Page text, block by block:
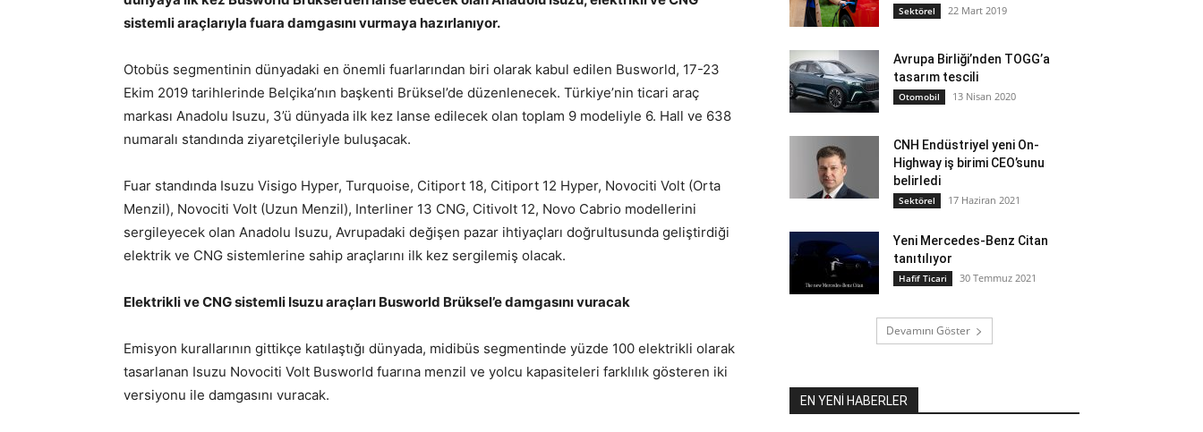
sistemli araçlarıyla fuara damgasını vurmaya hazırlanıyor.
Otobüs segmentinin dünyadaki en önemli fuarlarından biri olarak kabul edilen Busworld, 17-23
Ekim 2019 tarihlerinde Belçika’nın başkenti Brüksel’de düzenlenecek. Türkiye’nin ticari araç
markası Anadolu Isuzu, 3’ü dünyada ilk kez lanse edilecek olan toplam 9 modeliyle 6. Hall ve 638
numaralı standında ziyaretçileriyle buluşacak.
Fuar standında Isuzu Visigo Hyper, Turquoise, Citiport 18, Citiport 12 Hyper, Novociti Volt (Orta
Menzil), Novociti Volt (Uzun Menzil), Interliner 13 CNG, Citivolt 12, Novo Cabrio modellerini
sergileyecek olan Anadolu Isuzu, Avrupadaki değişen pazar ihtiyaçları doğrultusunda geliştirdiği
elektrik ve CNG sistemlerine sahip araçlarını ilk kez sergilemiş olacak.
Elektrikli ve CNG sistemli Isuzu araçları Busworld Brüksel’e damgasını vuracak
Emisyon kurallarının gittikçe katılaştığı dünyada, midibüs segmentinde yüzde 100 elektrikli olarak
tasarlanan Isuzu Novociti Volt Busworld fuarına menzil ve yolcu kapasiteleri farklılık gösteren iki
versiyonu ile damgasını vuracak.
Sektörel 22 Mart 2019
Avrupa Birliği’nden TOGG’a
tasarım tescili
Otomobil 13 Nisan 2020
CNH Endüstriyel yeni On-
Highway iş birimi CEO’sunu
belirledi
Sektörel 17 Haziran 2021
Yeni Mercedes-Benz Citan
tanıtılıyor
Hafif Ticari 30 Temmuz 2021
Devamını Göster
EN YENİ HABERLER